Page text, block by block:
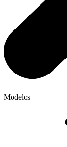
Modelos